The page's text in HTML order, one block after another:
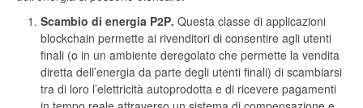
Scambio di energia P2P. Questa classe di applicazioni
blockchain permette ai rivenditori di consentire agli utenti
finali (o in un ambiente deregolato che permette la vendita
diretta dell’energia da parte degli utenti finali) di scambiarsi
tra di loro l’elettricità autoprodotta e di ricevere pagamenti